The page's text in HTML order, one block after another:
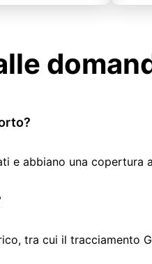
abbiano una copertura
tra cui il tracciamento